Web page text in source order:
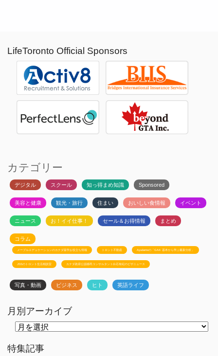
LifeToronto Official Sponsors
カテゴリー
デジタル スクール 知っ得まめ知識 Sponsored
美容と健康 観光・旅行 住まい おいしい食情報 イベント
ニュース お！イイ仕事！ セール＆お得情報 まとめ
コラム
メープルエデュケーションのカナダ留学お役立ち情報 トロント不動産 Ayudanteの「GA4: 基本から学ぶ最新分析」
JSSのトロント生活相談室 カナダ政府公認移民コンサルタント白石有紀のビザニュース
写真・動画 ビジネス ヒト 英語ライフ
月別アーカイブ
ー
カ
特集記事